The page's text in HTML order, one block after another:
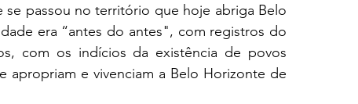
passou no território que hoje abriga Belo
era “antes do antes", com registros do
com os indícios da existência de povos
apropriam e vivenciam a Belo Horizonte de